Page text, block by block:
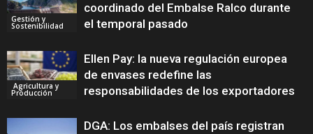
Gestión y
Sostenibilidad
coordinado del Embalse Ralco durante
el temporal pasado
Agricultura y
Producción
Ellen Pay: la nueva regulación europea
de envases redefine las
responsabilidades de los exportadores
DGA: Los embalses del país registran